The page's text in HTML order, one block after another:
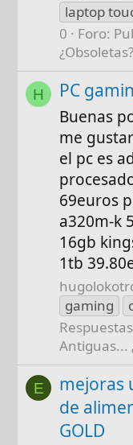
laptop
0
Foro:
¿Obsoletas?
H PC
Buenas
me
el pc es
69euros
a320m-k
16gb
1tb
gaming
Antiguas...
E
mejoras
de
GOLD